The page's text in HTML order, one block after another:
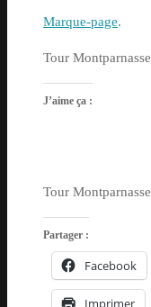
Marque-page.
Tour Montparnasse
J’aime ça :
Tour Montparnasse
Partager :
Facebook